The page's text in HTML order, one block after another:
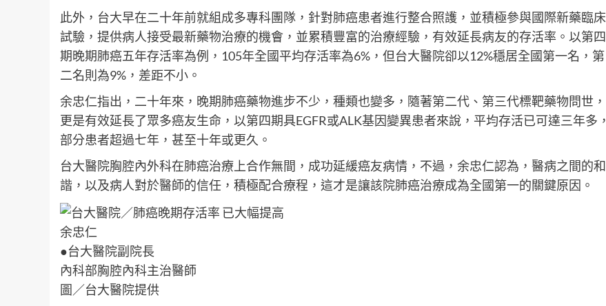
此外，台大早在二十年前就組成多專科團隊，針對肺癌患者進行整合照護，並積極參與國際新藥臨床
試驗，提供病人接受最新藥物治療的機會，並累積豐富的治療經驗，有效延長病友的存活率。以第四
期晚期肺癌五年存活率為例，105年全國平均存活率為6%，但台大醫院卻以12%穩居全國第一名，第
二名則為9%，差距不小。
余忠仁指出，二十年來，晚期肺癌藥物進步不少，種類也變多，隨著第二代、第三代標靶藥物問世，
更是有效延長了眾多癌友生命，以第四期具EGFR或ALK基因變異患者來說，平均存活已可達三年多，
部分患者超過七年，甚至十年或更久。
台大醫院胸腔內外科在肺癌治療上合作無間，成功延緩癌友病情，不過，余忠仁認為，醫病之間的和
諧，以及病人對於醫師的信任，積極配合療程，這才是讓該院肺癌治療成為全國第一的關鍵原因。
余忠仁
●台大醫院副院長
內科部胸腔內科主治醫師
圖／台大醫院提供